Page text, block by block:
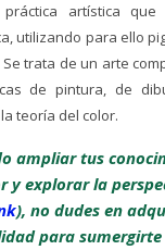
artística
utilizando para ello
trata de un arte
de pintura, de
la teoría del color.
ampliar tus
y explorar la
), no dudes en
para